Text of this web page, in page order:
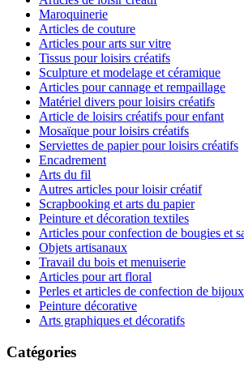
Maroquinerie
Articles de couture
Articles pour arts sur vitre
Tissus pour loisirs créatifs
Sculpture et modelage et céramique
Articles pour cannage et rempaillage
Matériel divers pour loisirs créatifs
Article de loisirs créatifs pour enfant
Mosaïque pour loisirs créatifs
Serviettes de papier pour loisirs créatifs
Encadrement
Arts du fil
Autres articles pour loisir créatif
Scrapbooking et arts du papier
Peinture et décoration textiles
Articles pour confection de bougies et
Objets artisanaux
Travail du bois et menuiserie
Articles pour art floral
Perles et articles de confection de bijoux
Peinture décorative
Arts graphiques et décoratifs
Catégories